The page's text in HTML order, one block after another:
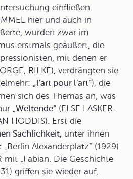
einfließen.
hier und auch in
wurden zwar im
erstmals geäußert, die
mit denen er
RILKE), verdrängten sie
„l'art pour l'art“), die
sich des Themas an, was
„Weltende“ (ELSE LASKER-
HODDIS). Erst die
Sachlichkeit, unter ihnen
Alexanderplatz“ (1929)
mit „Fabian. Die Geschichte
griffen sie wieder auf,